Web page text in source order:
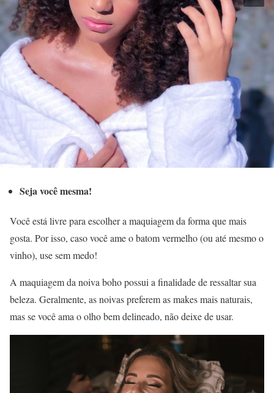
Seja você mesma!
Você está livre para escolher a maquiagem da forma que mais
gosta. Por isso, caso você ame o batom vermelho (ou até mesmo o
vinho), use sem medo!
A maquiagem da noiva boho possui a finalidade de ressaltar sua
beleza. Geralmente, as noivas preferem as makes mais naturais,
mas se você ama o olho bem delineado, não deixe de usar.